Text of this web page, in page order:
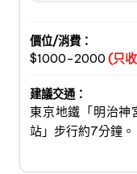
價位/消費：
$1000-2000(只
建議交通：
東京地鐵「明治神
站」步行約7分鐘。